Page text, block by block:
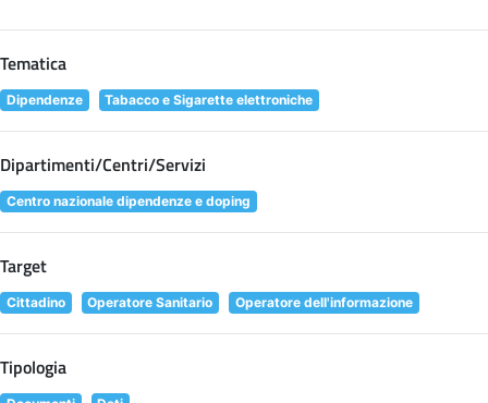
Tematica
Dipendenze Tabacco e Sigarette elettroniche
Dipartimenti/Centri/Servizi
Centro nazionale dipendenze e doping
Target
Cittadino Operatore Sanitario Operatore dell'informazione
Tipologia